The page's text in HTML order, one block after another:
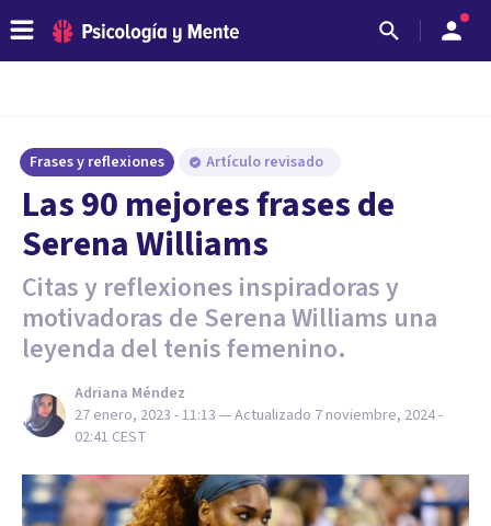
Frases y reflexiones Artículo revisado
Las 90 mejores frases de
Serena Williams
Citas y reflexiones inspiradoras y
motivadoras de Serena Williams una
leyenda del tenis femenino.
Adriana Méndez
27 enero, 2023 - 11:13 — Actualizado 7 noviembre, 2024 -
02:41 CEST